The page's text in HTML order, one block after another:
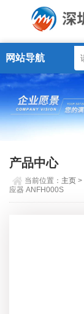
网站导航
产品中心
当前位置： 主页 >
应器 ANFH000S